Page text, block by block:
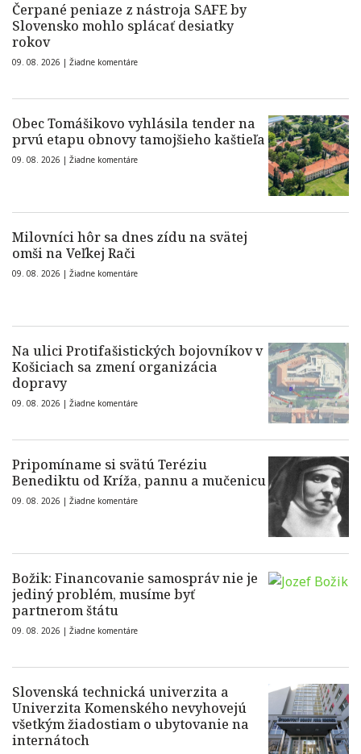
Čerpané peniaze z nástroja SAFE by
Slovensko mohlo splácať desiatky
rokov
09. 08. 2026 | Žiadne komentáre
Obec Tomášikovo vyhlásila tender na
prvú etapu obnovy tamojšieho kaštieľa
09. 08. 2026 | Žiadne komentáre
Milovníci hôr sa dnes zídu na svätej
omši na Veľkej Rači
09. 08. 2026 | Žiadne komentáre
Na ulici Protifašistických bojovníkov v
Košiciach sa zmení organizácia
dopravy
09. 08. 2026 | Žiadne komentáre
Pripomíname si svätú Teréziu
Benediktu od Kríža, pannu a mučenicu
09. 08. 2026 | Žiadne komentáre
Božik: Financovanie samospráv nie je
jediný problém, musíme byť
partnerom štátu
09. 08. 2026 | Žiadne komentáre
Slovenská technická univerzita a
Univerzita Komenského nevyhovejú
všetkým žiadostiam o ubytovanie na
internátoch